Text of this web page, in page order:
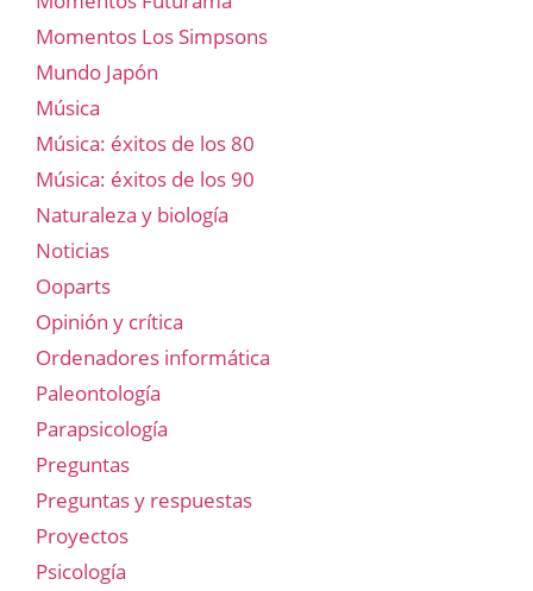
Momentos Los Simpsons
Mundo Japón
Música
Música: éxitos de los 80
Música: éxitos de los 90
Naturaleza y biología
Noticias
Ooparts
Opinión y crítica
Ordenadores informática
Paleontología
Parapsicología
Preguntas
Preguntas y respuestas
Proyectos
Psicología